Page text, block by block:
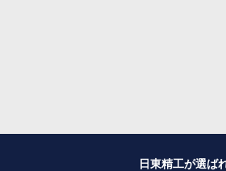
日東精工が選ば